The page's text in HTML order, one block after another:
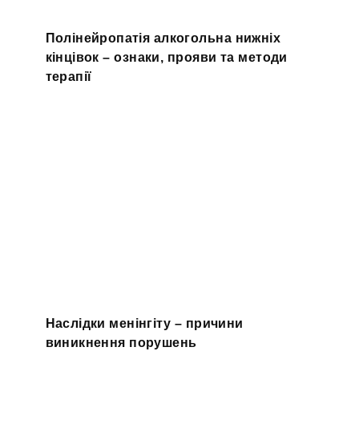
Полінейропатія алкогольна нижніх
кінцівок – ознаки, прояви та методи
терапії
Наслідки менінгіту – причини
виникнення порушень